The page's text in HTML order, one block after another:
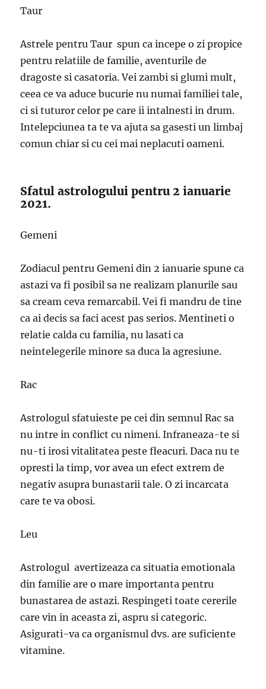
Taur
Astrele pentru Taur spun ca incepe o zi propice
pentru relatiile de familie, aventurile de
dragoste si casatoria. Vei zambi si glumi mult,
ceea ce va aduce bucurie nu numai familiei tale,
ci si tuturor celor pe care ii intalnesti in drum.
Intelepciunea ta te va ajuta sa gasesti un limbaj
comun chiar si cu cei mai neplacuti oameni.
Sfatul astrologului pentru 2 ianuarie
2021.
Gemeni
Zodiacul pentru Gemeni din 2 ianuarie spune ca
astazi va fi posibil sa ne realizam planurile sau
sa cream ceva remarcabil. Vei fi mandru de tine
ca ai decis sa faci acest pas serios. Mentineti o
relatie calda cu familia, nu lasati ca
neintelegerile minore sa duca la agresiune.
Rac
Astrologul sfatuieste pe cei din semnul Rac sa
nu intre in conflict cu nimeni. Infraneaza-te si
nu-ti irosi vitalitatea peste fleacuri. Daca nu te
opresti la timp, vor avea un efect extrem de
negativ asupra bunastarii tale. O zi incarcata
care te va obosi.
Leu
Astrologul avertizeaza ca situatia emotionala
din familie are o mare importanta pentru
bunastarea de astazi. Respingeti toate cererile
care vin in aceasta zi, aspru si categoric.
Asigurati-va ca organismul dvs. are suficiente
vitamine.